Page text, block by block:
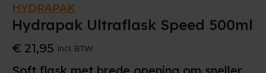
HYDRAPAK
Hydrapak Ultraflask Speed 500ml
€ 21,95 Incl. BTW